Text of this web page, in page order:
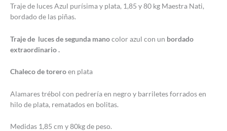
Traje de luces Azul purísima y plata, 1,85 y 80 kg Maestra Nati,
bordado de las piñas.
Traje de luces de segunda manocolor azul con un bordado
extraordinario .
Chaleco de toreroen plata
Alamares trébol con pedrería en negro y barriletes forrados en
hilo de plata, rematados en bolitas.
Medidas 1,85 cm y 80kg de peso.